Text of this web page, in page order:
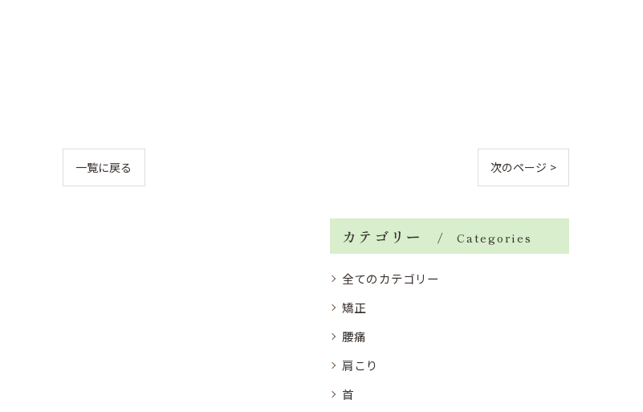
一覧に戻る 次のページ >
カテゴリー Categories
全てのカテゴリー
矯正
腰痛
肩こり
首